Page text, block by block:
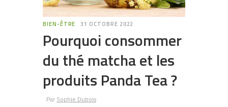
BIEN-ÊTRE 31 OCTOBRE 2022
Pourquoi consommer
du thé matcha et les
produits Panda Tea ?
Par Sophie Dubois